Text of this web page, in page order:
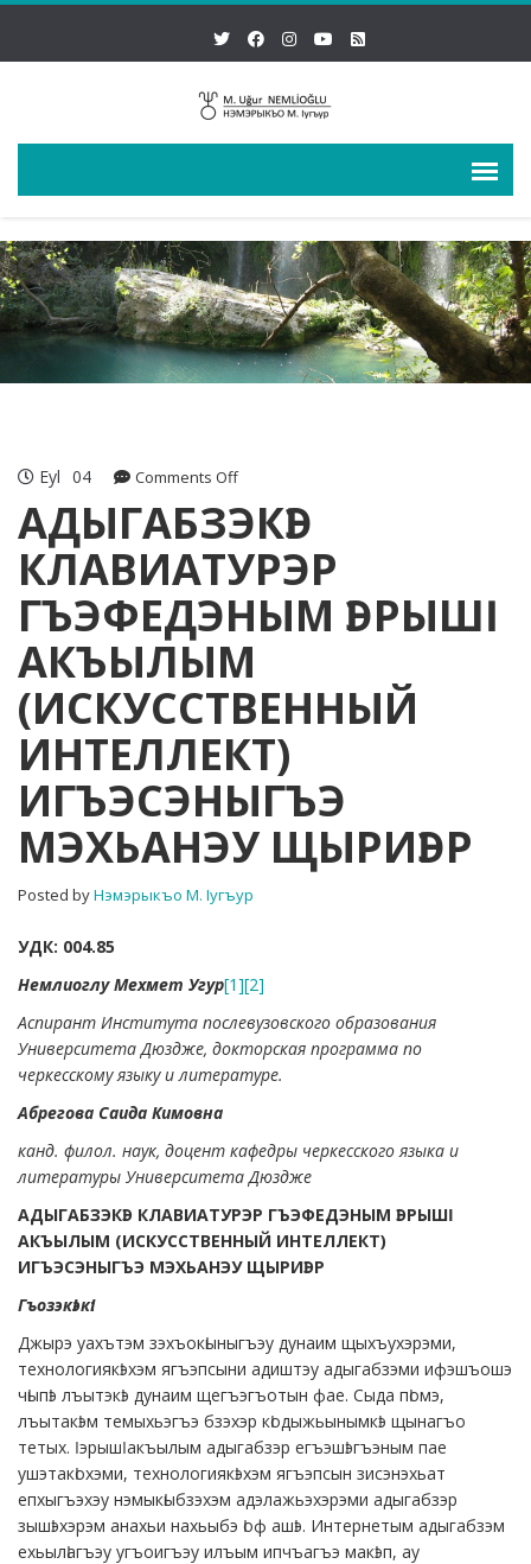
Eyl 04 Comments Offon
КЛАВИАТУРЭР
ГЪЭФЕДЭНЫМ
ӀЭРЫШӀ
АКЪЫЛЫМ
(ИСКУССТВЕННЫЙ
ИНТЕЛЛЕКТ)
ИГЪЭСЭНЫГЪЭ
МЭХЬАНЭУ
ЩЫРИӀЭР
АДЫГАБЗЭКӀЭ
КЛАВИАТУРЭР
ГЪЭФЕДЭНЫМ ӀЭРЫШӀ
АКЪЫЛЫМ
(ИСКУССТВЕННЫЙ
ИНТЕЛЛЕКТ)
ИГЪЭСЭНЫГЪЭ
МЭХЬАНЭУ ЩЫРИӀЭР
Posted byНэмэрыкъо М. Iугъур
УДК: 004.85
Немлиоглу Мехмет Угур[1][2]
Аспирант Института послевузовского образования
Университета Дюздже, докторская программа по
черкесскому языку и литературе.
Абрегова Саида Кимовна
канд. филол. наук, доцент кафедры черкесского языка и
литературы Университета Дюздже
АДЫГАБЗЭКӀЭ КЛАВИАТУРЭР ГЪЭФЕДЭНЫМ ӀЭРЫШӀ
АКЪЫЛЫМ (ИСКУССТВЕННЫЙ ИНТЕЛЛЕКТ)
ИГЪЭСЭНЫГЪЭ МЭХЬАНЭУ ЩЫРИӀЭР
Гъозэкӏэкӏ:
Джырэ уахътэм зэхъокӏыныгъэу дунаим щыхъухэрэми,
технологиякӏэхэм ягъэпсыни адиштэу адыгабзэми ифэшъошэ
чӏыпӏэ лъытэкӏэ дунаим щегъэгъотын фае. Сыда пӏомэ,
лъытакӏэм темыхьэгъэ бзэхэр кӏодыжьынымкӏэ щынагъо
тетых. Ӏэрышӏ акъылым адыгабзэр егъэшӏэгъэным пае
ушэтакӏохэми, технологиякӏэхэм ягъэпсын зисэнэхьат
епхыгъэхэу нэмыкӏыбзэхэм адэлажьэхэрэми адыгабзэр
зышӏэхэрэм анахьи нахьыбэ ӏоф ашӏэ. Интернетым адыгабзэм
ехьылӏагъэу угъоигъэу илъым ипчъагъэ макӏэп, ау